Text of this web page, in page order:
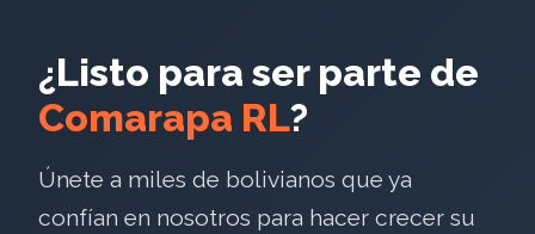
¿Listo para ser parte de
Comarapa RL?
Únete a miles de bolivianos que ya
confían en nosotros para hacer crecer su